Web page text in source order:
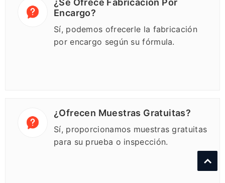
¿Se Ofrece Fabricación Por
Encargo?
Sí, podemos ofrecerle la fabricación
por encargo según su fórmula.
¿Ofrecen Muestras Gratuitas?
Sí, proporcionamos muestras gratuitas
para su prueba o inspección.